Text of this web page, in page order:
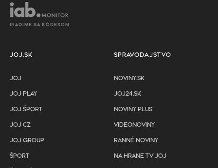
RIADIME SA KÓDEXOM
JOJ.SK
JOJ
JOJ PLAY
JOJ ŠPORT
JOJ CZ
JOJ GROUP
ŠPORT
SPRAVODAJSTVO
NOVINY.SK
JOJ24.SK
NOVINY PLUS
VIDEONOVINY
RANNÉ NOVINY
NA HRANE TV JOJ